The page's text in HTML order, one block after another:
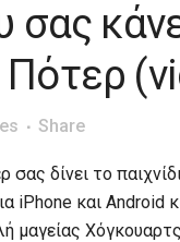
σας
Πότερ
Share
δίνει το
και Android
μαγείας